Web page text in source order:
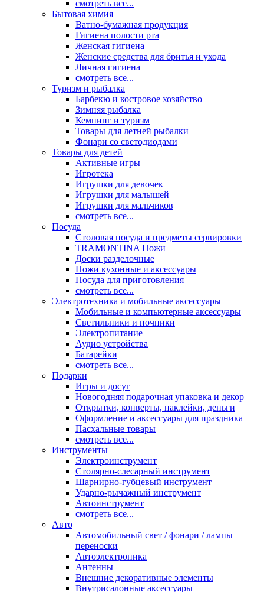
смотреть все...
Бытовая химия
Ватно-бумажная продукция
Гигиена полости рта
Женская гигиена
Женские средства для бритья и ухода
Личная гигиена
смотреть все...
Туризм и рыбалка
Барбекю и костровое хозяйство
Зимняя рыбалка
Кемпинг и туризм
Товары для летней рыбалки
Фонари со светодиодами
Товары для детей
Активные игры
Игротека
Игрушки для девочек
Игрушки для малышей
Игрушки для мальчиков
смотреть все...
Посуда
Столовая посуда и предметы сервировки
TRAMONTINA Ножи
Доски разделочные
Ножи кухонные и аксессуары
Посуда для приготовления
смотреть все...
Электротехника и мобильные аксессуары
Мобильные и компьютерные аксессуары
Светильники и ночники
Электропитание
Аудио устройства
Батарейки
смотреть все...
Подарки
Игры и досуг
Новогодняя подарочная упаковка и декор
Открытки, конверты, наклейки, деньги
Оформление и аксессуары для праздника
Пасхальные товары
смотреть все...
Инструменты
Электроинструмент
Столярно-слесарный инструмент
Шарнирно-губцевый инструмент
Ударно-рычажный инструмент
Автоинструмент
смотреть все...
Авто
Автомобильный свет / фонари / лампы
переноски
Автоэлектроника
Антенны
Внешние декоративные элементы
Внутрисалонные аксессуары